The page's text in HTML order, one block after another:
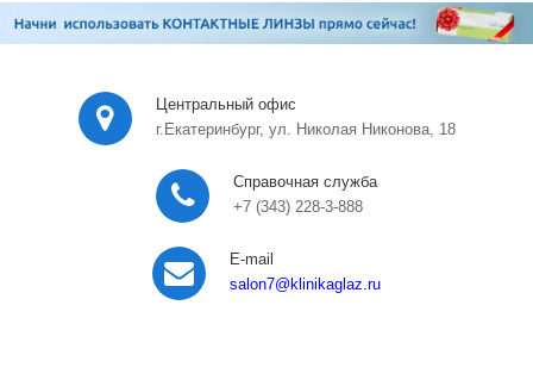
Центральный офис
г.Екатеринбург, ул. Николая Никонова, 18
Справочная служба
+7 (343) 228-3-888
E-mail
salon7@klinikaglaz.ru